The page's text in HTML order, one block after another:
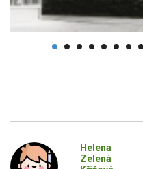
Helena
Zelená